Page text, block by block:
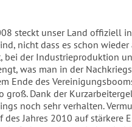
steckt unser Land offiziell
nicht dass es schon
bei der Industrieproduktion
was man in der
Ende des
groß. Dank der
noch sehr verhalten.
des Jahres 2010 auf stärkere